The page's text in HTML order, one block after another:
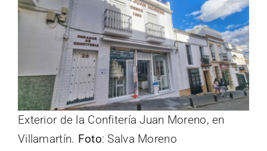
Exterior de la Confitería Juan Moreno, en
Villamartín. Foto: Salva Moreno